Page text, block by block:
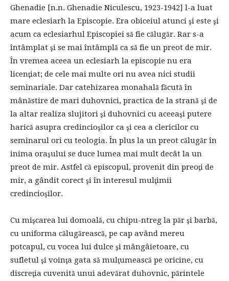
Ghenadie [n.n. Ghenadie Niculescu, 1923-1942] l-a luat
mare eclesiarh la Episcopie. Era obiceiul atunci şi este şi
acum ca eclesiarhul Episcopiei să fie călugăr. Rar s-a
întâmplat şi se mai întâmplă ca să fie un preot de mir.
În vremea aceea un eclesiarh la episcopie nu era
licenţiat; de cele mai multe ori nu avea nici studii
seminariale. Dar catehizarea monahală făcută în
mânăstire de mari duhovnici, practica de la strană şi de
la altar realiza slujitori şi duhovnici cu aceeaşi putere
harică asupra credincioşilor ca şi cea a clericilor cu
seminarul ori cu teologia. În plus la un preot călugăr în
inima oraşului se duce lumea mai mult decât la un
preot de mir. Astfel că episcopul, provenit din preoţi de
mir, a gândit corect şi în interesul mulţimii
credincioşilor.
Cu mişcarea lui domoală, cu chipu-ntreg la păr şi barbă,
cu uniforma călugărească, pe cap având mereu
potcapul, cu vocea lui dulce şi mângâietoare, cu
sufletul şi voinţa gata să mulţumească pe oricine, cu
discreţia cuvenită unui adevărat duhovnic, părintele